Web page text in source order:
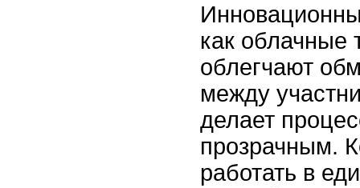
как облачные
облегчают
между
делает
прозрачным.
работать в